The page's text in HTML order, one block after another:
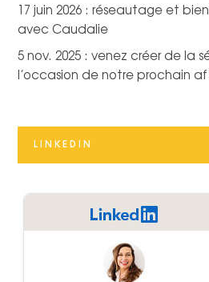
17 juin 2026 : réseautage et
avec Caudalie
5 nov. 2025 : venez créer de la
l’occasion de notre prochain
LINKEDIN